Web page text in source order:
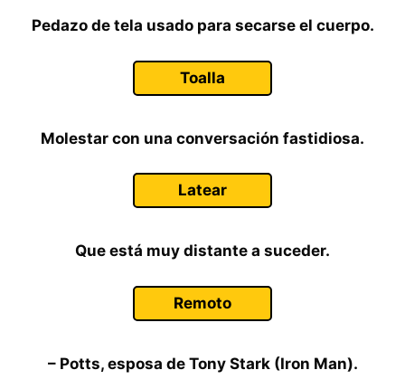
Pedazo de tela usado para secarse el cuerpo.
Toalla
Molestar con una conversación fastidiosa.
Latear
Que está muy distante a suceder.
Remoto
– Potts, esposa de Tony Stark (Iron Man).